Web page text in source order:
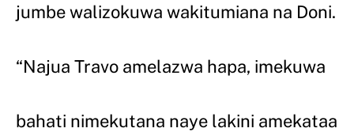
jumbe walizokuwa wakitumiana na Doni.
“Najua Travo amelazwa hapa, imekuwa
bahati nimekutana naye lakini amekataa